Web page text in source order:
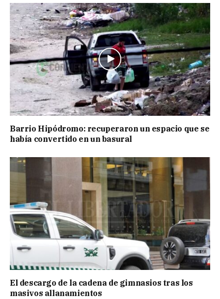
Barrio Hipódromo: recuperaron un espacio que se
había convertido en un basural
El descargo de la cadena de gimnasios tras los
masivos allanamientos